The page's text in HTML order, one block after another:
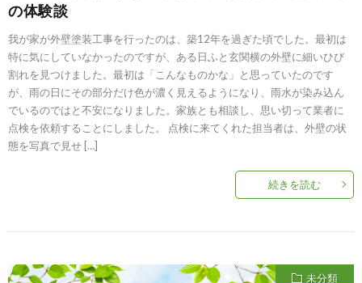
の体験談
我が家が外壁塗装工事を行ったのは、築12年を過ぎた頃でした。最初は
特に気にしていなかったのですが、ある日ふと玄関横の外壁に細いひび
割れを見つけました。最初は「こんなものかな」と思っていたのです
が、雨の日にその部分だけ色が濃く見えるようになり、雨水が染み込ん
でいるのではと不安になりました。家族とも相談し、思い切って業者に
点検を依頼することにしました。 点検に来てくれた担当者は、外壁の状
態を写真で見せ […]
続きを読む
未分類